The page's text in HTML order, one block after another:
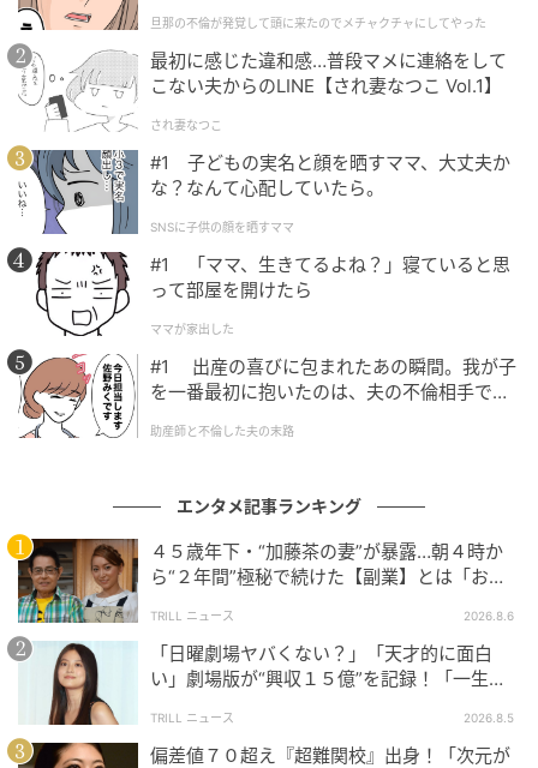
クチャにしてやった
旦那の不倫が発覚して頭に来たのでメチャクチャにしてやった
最初に感じた違和感…普段マメに連絡をして
こない夫からのLINE【され妻なつこ Vol.1】
され妻なつこ
#1 子どもの実名と顔を晒すママ、大丈夫か
な？なんて心配していたら。
SNSに子供の顔を晒すママ
#1 「ママ、生きてるよね？」寝ていると思
って部屋を開けたら
ママが家出した
#1 出産の喜びに包まれたあの瞬間。我が子
を一番最初に抱いたのは、夫の不倫相手でし
助産師と不倫した夫の末路
エンタメ記事ランキング
４５歳年下・“加藤茶の妻”が暴露…朝４時か
ら“２年間”極秘で続けた【副業】とは「お金
TRILL ニュース 2026.8.6
「日曜劇場ヤバくない？」「天才的に面白
い」劇場版が“興収１５億”を記録！「一生言
TRILL ニュース 2026.8.5
偏差値７０超え『超難関校』出身！「次元が